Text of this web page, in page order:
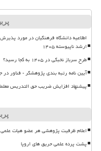
اطلاعیه دانشگاه فرهنگیان در مورد
ارشد ناپیوسته ۱۴۰۵
طرح سرباز نخبگی در ۱۴۰۵ به کجا رسید؟
آیین نامه رتبه بندی پژوهشگر - فناور در
پیشنهاد افزایش ضریب حق التدریس
اعلام ظرفیت پژوهشی هر عضو هیات علمی
پشت پرده علمی حریق های اروپا